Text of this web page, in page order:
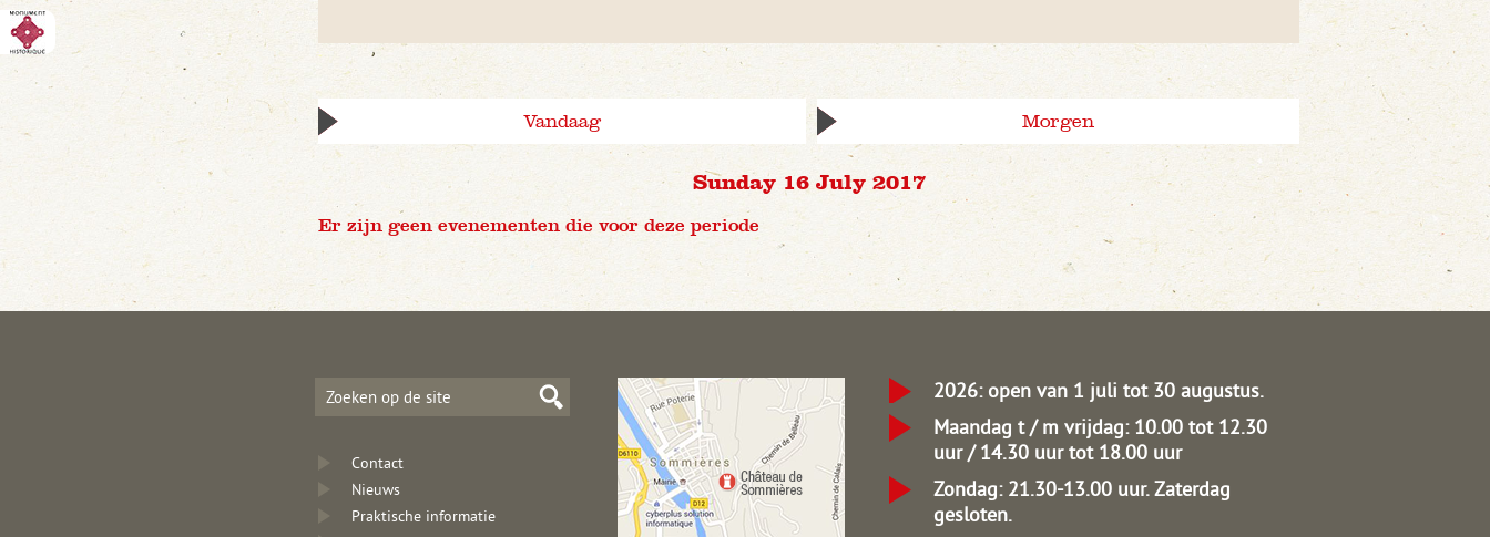
Vandaag Morgen
Sunday 16 July 2017
Er zijn geen evenementen die voor deze periode
Contact
Nieuws
Praktische informatie
2026: open van 1 juli tot 30 augustus.
Maandag t / m vrijdag: 10.00 tot 12.30
uur / 14.30 uur tot 18.00 uur
Zondag: 21.30-13.00 uur.Zaterdag
gesloten.